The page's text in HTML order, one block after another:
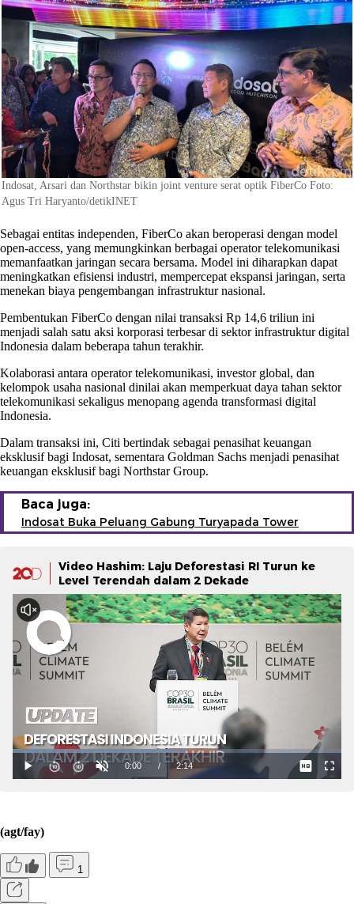
Indosat, Arsari dan Northstar bikin joint venture serat optik FiberCo Foto:
Agus Tri Haryanto/detikINET
Sebagai entitas independen, FiberCo akan beroperasi dengan model
open-access, yang memungkinkan berbagai operator telekomunikasi
memanfaatkan jaringan secara bersama. Model ini diharapkan dapat
meningkatkan efisiensi industri, mempercepat ekspansi jaringan, serta
menekan biaya pengembangan infrastruktur nasional.
Pembentukan FiberCo dengan nilai transaksi Rp 14,6 triliun ini
menjadi salah satu aksi korporasi terbesar di sektor infrastruktur digital
Indonesia dalam beberapa tahun terakhir.
Kolaborasi antara operator telekomunikasi, investor global, dan
kelompok usaha nasional dinilai akan memperkuat daya tahan sektor
telekomunikasi sekaligus menopang agenda transformasi digital
Indonesia.
Dalam transaksi ini, Citi bertindak sebagai penasihat keuangan
eksklusif bagi Indosat, sementara Goldman Sachs menjadi penasihat
keuangan eksklusif bagi Northstar Group.
Baca juga:
Indosat Buka Peluang Gabung Turyapada Tower
Video Hashim: Laju Deforestasi RI Turun ke
Level Terendah dalam 2 Dekade
(agt/fay)
1